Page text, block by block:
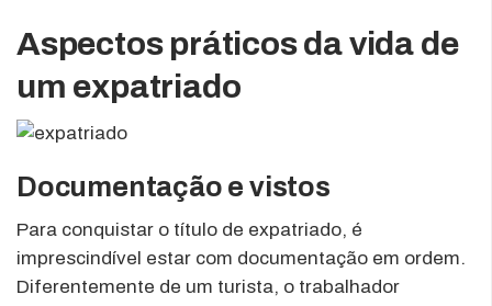
Aspectos práticos da vida de
um expatriado
Documentação e vistos
Para conquistar o título de expatriado, é
imprescindível estar com documentação em ordem.
Diferentemente de um turista, o trabalhador